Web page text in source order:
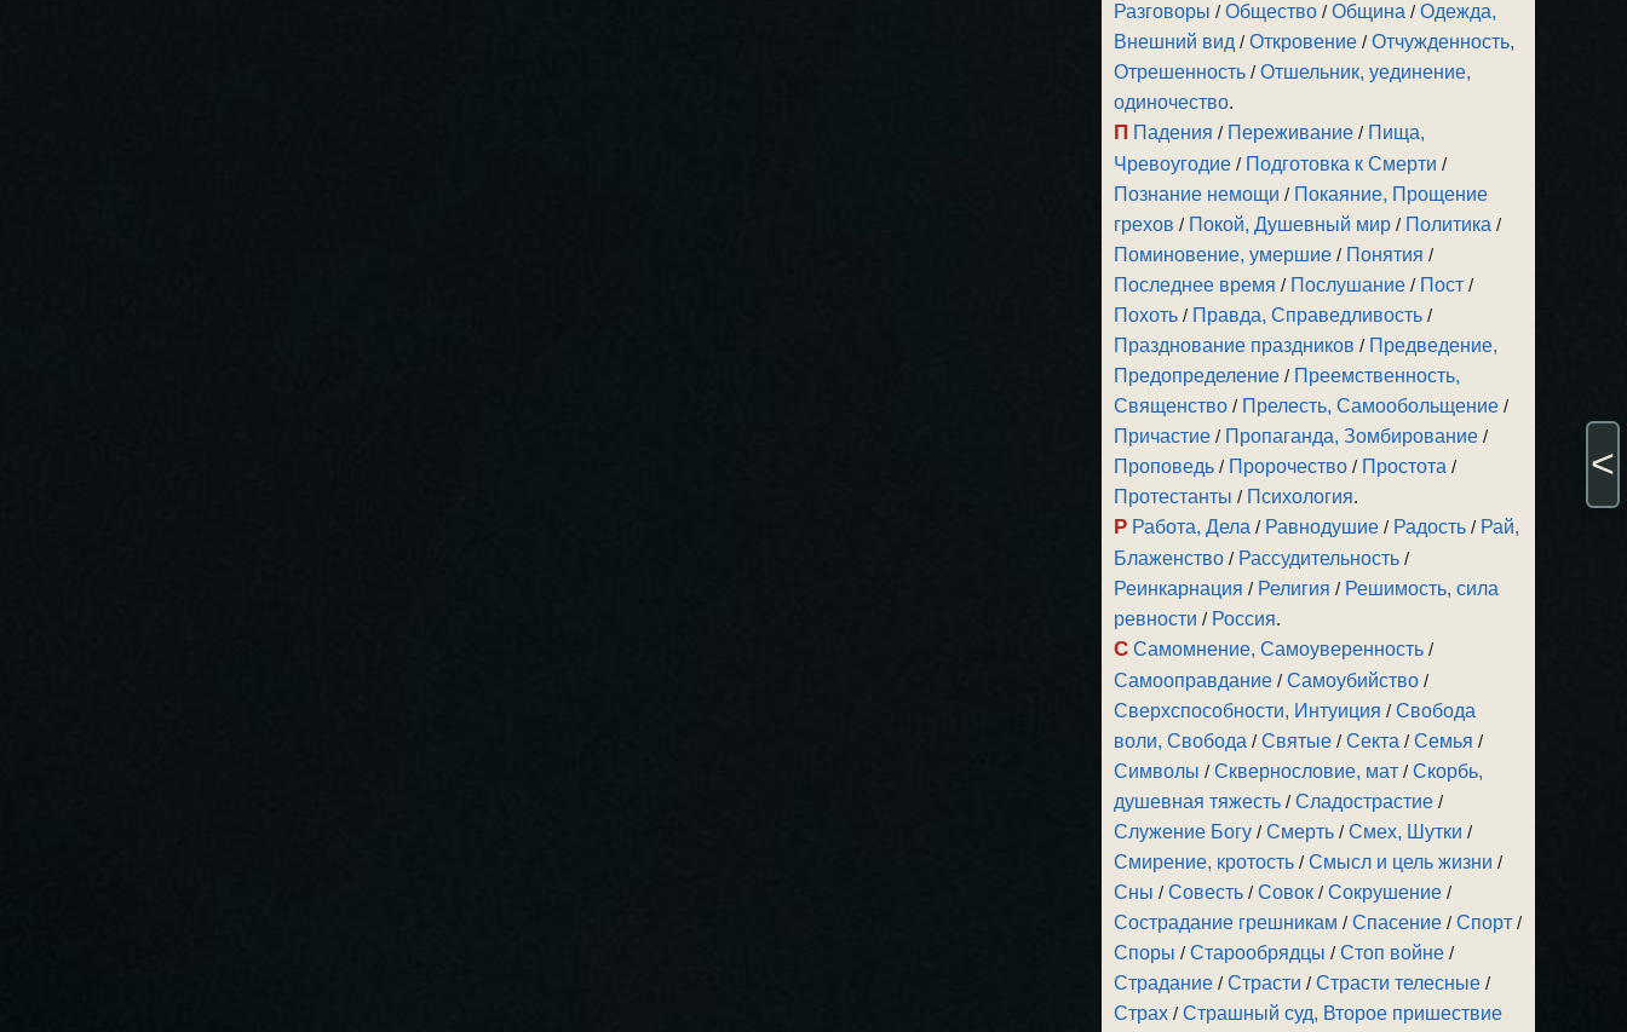
Разговоры /Общество /Община /Одежда,
Внешний вид /Откровение /Отчужденность,
Отрешенность /Отшельник, уединение,
одиночество.
П Падения / Переживание / Пища,
Чревоугодие / Подготовка к Смерти /
Познание немощи / Покаяние, Прощение
грехов / Покой, Душевный мир / Политика /
Поминовение, умершие / Понятия /
Последнее время / Послушание / Пост /
Похоть / Правда, Справедливость /
Празднование праздников / Предведение,
Предопределение / Преемственность,
Священство / Прелесть, Самообольщение /
Причастие / Пропаганда, Зомбирование /
Проповедь / Пророчество / Простота /
Протестанты / Психология.
Р Работа, Дела / Равнодушие / Радость / Рай,
Блаженство / Рассудительность /
Реинкарнация / Религия / Решимость, сила
ревности / Россия.
С Самомнение, Самоуверенность /
Самооправдание /Самоубийство /
Сверхспособности, Интуиция /Свобода
воли, Свобода /Святые /Секта /Семья /
Символы /Сквернословие, мат /Скорбь,
душевная тяжесть /Сладострастие /
Служение Богу /Смерть /Смех, Шутки /
Смирение, кротость /Смысл и цель жизни /
Сны /Совесть /Совок /Сокрушение /
Сострадание грешникам /Спасение /Спорт /
Споры /Старообрядцы /Стоп войне /
Страдание /Страсти /Страсти телесные /
Страх /Страшный суд, Второе пришествие
<